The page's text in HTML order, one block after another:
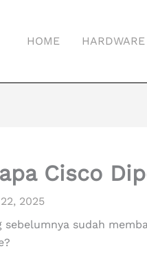
HOME HARDWARE
Cisco
2025
sebelumnya sudah